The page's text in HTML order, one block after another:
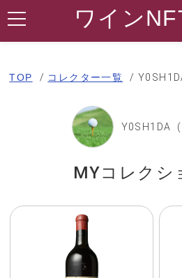
ワイン
TOP コレクター一覧
Y0SH1DA
MYコレクシ